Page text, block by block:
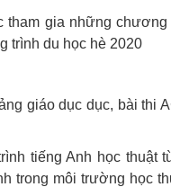
tham gia những chương
trình du học hè 2020
giáo dục dục, bài thi
tiếng Anh học thuật
trong môi trường học